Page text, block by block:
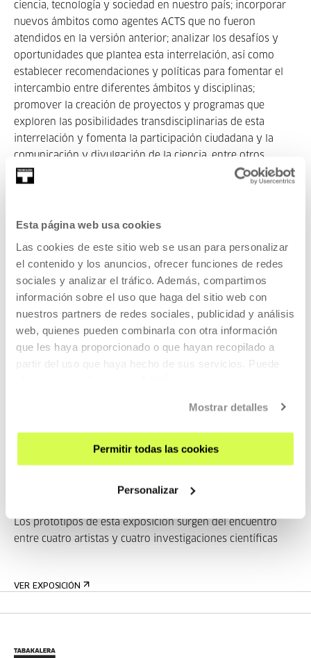
Esta página web usa cookies
Las cookies de este sitio web se usan para personalizar
el contenido y los anuncios, ofrecer funciones de redes
sociales y analizar el tráfico. Además, compartimos
información sobre el uso que haga del sitio web con
nuestros partners de redes sociales, publicidad y análisis
web, quienes pueden combinarla con otra información
que les haya proporcionado o que hayan recopilado a
partir del uso que haya hecho de sus servicios. Puede
Mostrar detalles
Permitir todas las cookies
Personalizar
ciencia, tecnología y sociedad en nuestro país; incorporar
nuevos ámbitos como agentes ACTS que no fueron
atendidos en la versión anterior; analizar los desafíos y
oportunidades que plantea esta interrelación, así como
establecer recomendaciones y políticas para fomentar el
intercambio entre diferentes ámbitos y disciplinas;
promover la creación de proyectos y programas que
exploren las posibilidades transdisciplinarias de esta
interrelación y fomenta la participación ciudadana y la
comunicación y divulgación de la ciencia, entre otros
objetivos contenidos en la publicación.
Pertenece a Máquinas de ingenio. Jakintzen
bidegurutzean
Invitados/as
Pablo Camacho
Pablo Camacho es bioquímico, oceanógrafo, comunicador
de la c...
Pertenece a Exposición:
Máquinas de ingenio. Jakintzen
bidegurutzean
Los prototipos de esta exposición surgen del encuentro
entre cuatro artistas y cuatro investigaciones científicas
VER EXPOSICIÓN